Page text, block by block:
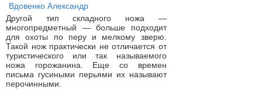
Вдовенко Александр
Другой тип складного ножа —
многопредметный — больше подходит
для охоты по перу и мелкому зверю.
Такой нож практически не отличается от
туристического или так называемого
ножа горожанина. Еще со времен
письма гусиными перьями их называют
перочинными.